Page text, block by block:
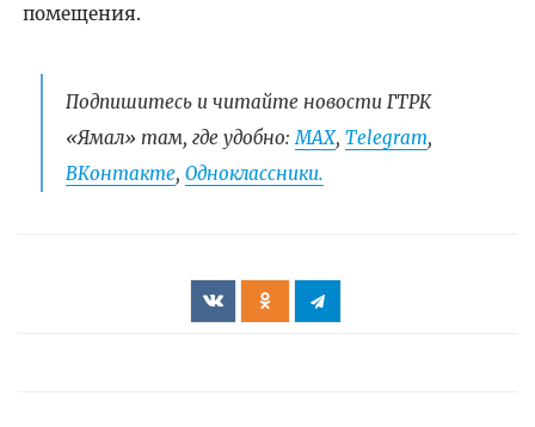
помещения.
Подпишитесь и читайте новости ГТРК
«Ямал» там, где удобно:МАХ, Telegram,
ВКонтакте, Одноклассники.